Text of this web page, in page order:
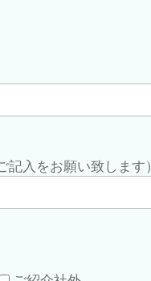
入をお願い致します）